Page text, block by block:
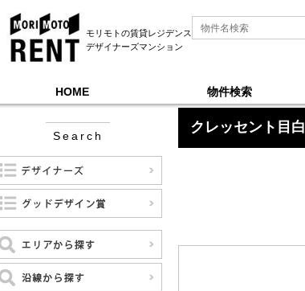
モリモトの賃貸レジデンス
デザイナーズマンション
HOME 物件検索
モリモトレントTOP ＞
クレッセント目白
Search